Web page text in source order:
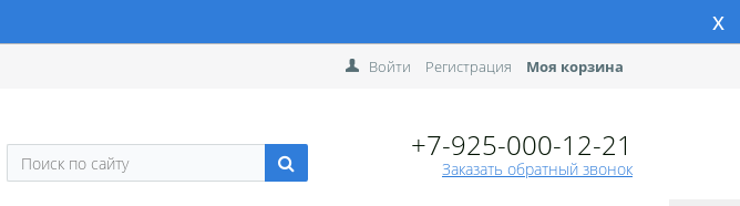
x
Войти Регистрация Моя корзина
+7-925-000-12-21
Заказать обратный звонок